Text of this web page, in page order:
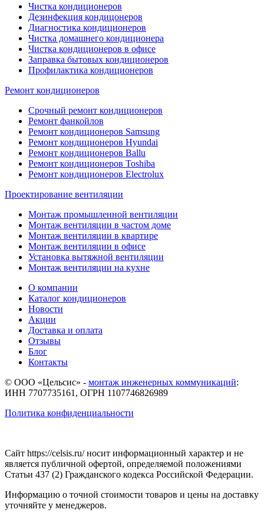
Чистка кондиционеров
Дезинфекция кондицонеров
Диагностика кондиционеров
Чистка домашнего кондиционера
Чистка кондиционеров в офисе
Заправка бытовых кондиционеров
Профилактика кондиционеров
Ремонт кондиционеров
Срочный ремонт кондиционеров
Ремонт фанкойлов
Ремонт кондиционеров Samsung
Ремонт кондиционеров Hyundai
Ремонт кондиционеров Ballu
Ремонт кондиционеров Toshibа
Ремонт кондиционеров Electrolux
Проектирование вентиляции
Монтаж промышленной вентиляции
Монтаж вентиляции в частом доме
Монтаж вентиляции в квартире
Монтаж вентиляции в офисе
Установка вытяжной вентиляции
Монтаж вентиляции на кухне
О компании
Каталог кондиционеров
Новости
Акции
Доставка и оплата
Отзывы
Блог
Контакты
© ООО «Цельсис» - монтаж инженерных коммуникаций:
ИНН 7707735161, ОГРН 1107746826989
Политика конфиденциальности
Сайт https://celsis.ru/ носит информационный характер и не
является публичной офертой, определяемой положениями
Статьи 437 (2) Гражданского кодекса Российской Федерации.
Информацию о точной стоимости товаров и цены на доставку
уточняйте у менеджеров.